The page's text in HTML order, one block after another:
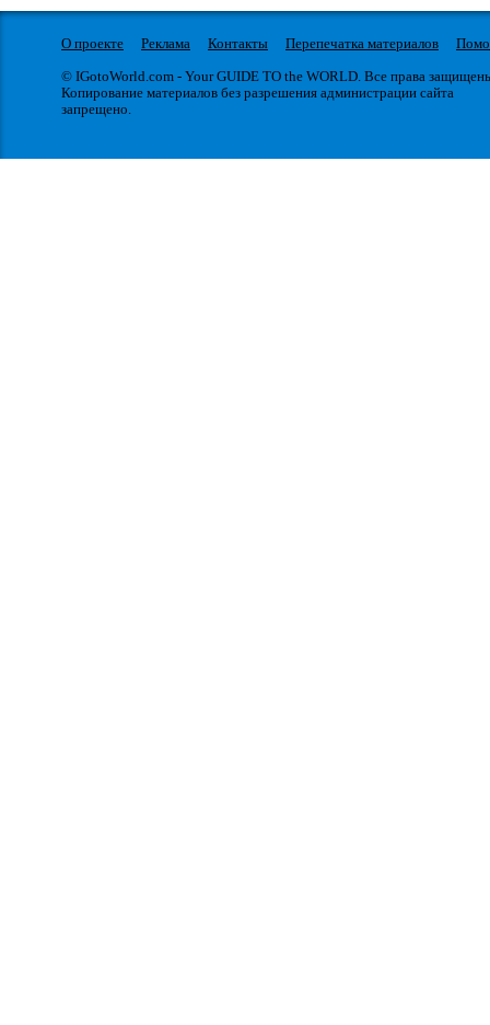
О проекте Реклама Контакты Перепечатка материалов
© IGotoWorld.com - Your GUIDE TO the WORLD. Все права
Копирование материалов без разрешения администрации сайта
запрещено.